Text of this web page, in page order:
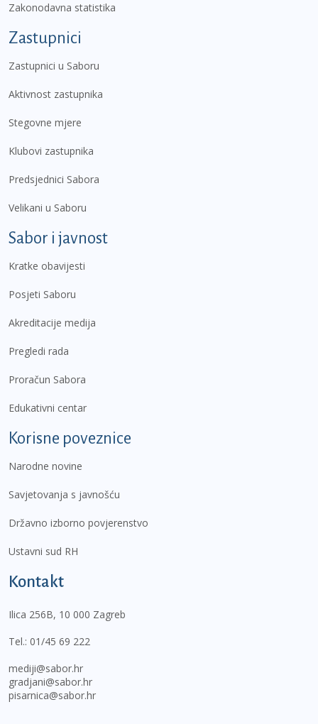
Zakonodavna statistika
Zastupnici
Zastupnici u Saboru
Aktivnost zastupnika
Stegovne mjere
Klubovi zastupnika
Predsjednici Sabora
Velikani u Saboru
Sabor i javnost
Kratke obavijesti
Posjeti Saboru
Akreditacije medija
Pregledi rada
Proračun Sabora
Edukativni centar
Korisne poveznice
Narodne novine
Savjetovanja s javnošću
Državno izborno povjerenstvo
Ustavni sud RH
Kontakt
Ilica 256B, 10 000 Zagreb
Tel.: 01/45 69 222
mediji@sabor.hr
gradjani@sabor.hr
pisarnica@sabor.hr